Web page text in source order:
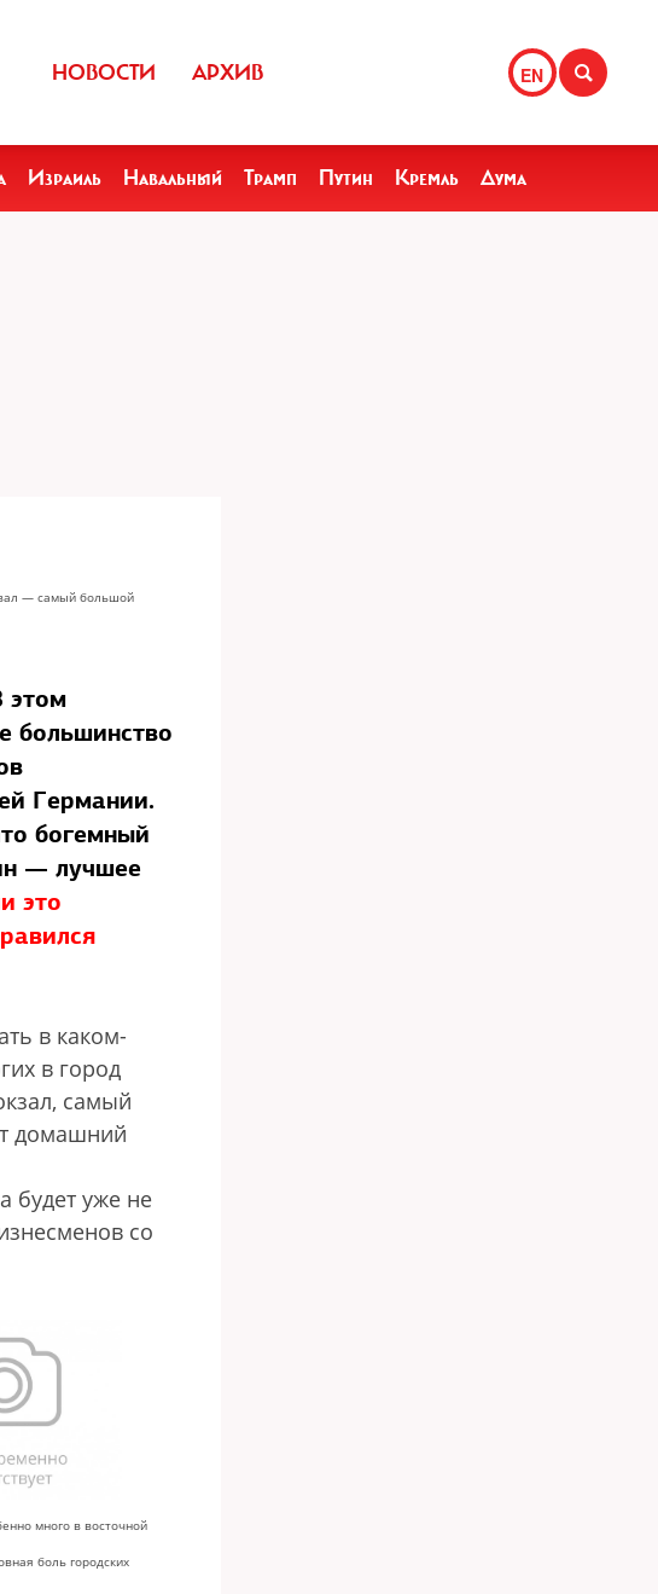
EN
НОВОСТИ АРХИВ
Израиль Навальный Трамп Путин Кремль Дума
— самый большой
этом
большинство
Германии.
богемный
— лучшее
это
в каком-
в город
самый
домашний
будет уже не
со
много в восточной
боль городских